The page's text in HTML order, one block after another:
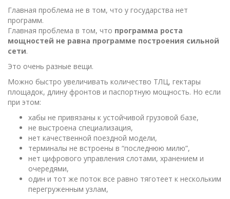
Главная проблема не в том, что у государства нет
программ.
Главная проблема в том, что программа роста
мощностей не равна программе построения сильной
сети.
Это очень разные вещи.
Можно быстро увеличивать количество ТЛЦ, гектары
площадок, длину фронтов и паспортную мощность. Но если
при этом:
хабы не привязаны к устойчивой грузовой базе,
не выстроена специализация,
нет качественной поездной модели,
терминалы не встроены в “последнюю милю”,
нет цифрового управления слотами, хранением и
очередями,
один и тот же поток все равно тяготеет к нескольким
перегруженным узлам,